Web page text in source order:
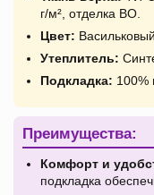
г/м², отделка ВО.
Цвет: Васильковый.
Утеплитель:
Подкладка: 100%
Преимущества:
Комфорт и
подкладка